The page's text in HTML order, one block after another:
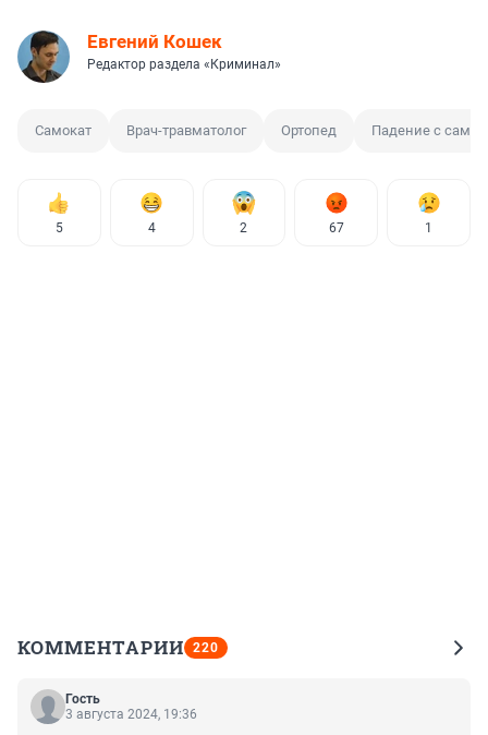
Евгений Кошек
Редактор раздела «Криминал»
Самокат Врач-травматолог Ортопед Падение с
5 4 2 67 1
КОММЕНТАРИИ 220
Гость
3 августа 2024, 19:36